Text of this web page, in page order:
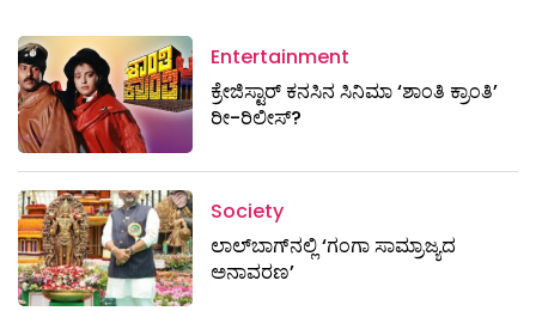
Entertainment
ಕ್ರೇಜಿಸ್ಟಾರ್ ಕನಸಿನ ಸಿನಿಮಾ ‘ಶಾಂತಿ ಕ್ರಾಂತಿ’
ರೀ-ರಿಲೀಸ್?
Society
ಲಾಲ್‌ಬಾಗ್‌ನಲ್ಲಿ ‘ಗಂಗಾ ಸಾಮ್ರಾಜ್ಯದ
ಅನಾವರಣ’